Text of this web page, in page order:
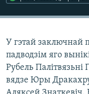
У гэтай заключнай
падводзім яго
Рубель
вядзе Юры